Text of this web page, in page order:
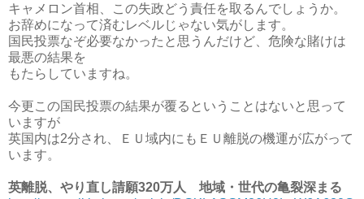
キャメロン首相、この失政どう責任を取るんでしょうか。
お辞めになって済むレベルじゃない気がします。
国民投票なぞ必要なかったと思うんだけど、危険な賭けは
最悪の結果を
もたらしていますね。
今更この国民投票の結果が覆るということはないと思って
いますが
英国内は2分され、ＥＵ域内にもＥＵ離脱の機運が広がって
います。
英離脱、やり直し請願320万人 地域・世代の亀裂深まる